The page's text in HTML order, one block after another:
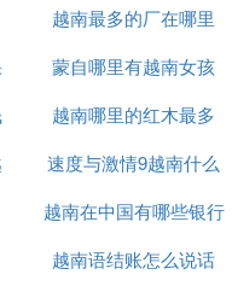
越南最多的厂在哪里
蒙自哪里有越南女孩
越南哪里的红木最多
速度与激情9越南什么
时候上映
越南在中国有哪些银行
越南语结账怎么说话